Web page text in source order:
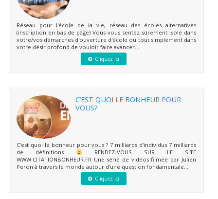
Réseau pour l'école de la vie, réseau des écoles alternatives
(inscription en bas de page) Vous vous sentez sûrement isolé dans
votre/vos démarches d'ouverture d'école ou tout simplement dans
votre désir profond de vouloir faire avancer...
Cliquez ici
C’EST QUOI LE BONHEUR POUR
VOUS?
C'est quoi le bonheur pour vous ? 7 milliards d'individus 7 milliards
de définitions
RENDEZ-VOUS SUR LE SITE
WWW.CITATIONBONHEUR.FR Une série de vidéos filmée par Julien
Peron à travers le monde autour d'une question fondamentale...
Cliquez ici